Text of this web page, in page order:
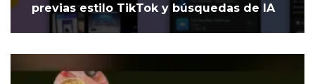
previas estilo TikTok y búsquedas de IA